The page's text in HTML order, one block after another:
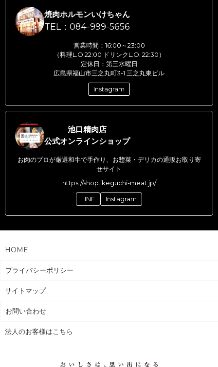
焼肉ホルモンいけちゃん
TEL：084-999-5656
営業時間：16:00～23:00
（料理L.O.22:00 ドリンクL.O. 22:30）
定休日：第三水曜日
広島県福山市三之丸町3-1 三之丸東ビル
Instagram
池口精肉店
公式オンラインショップ
お肉のプロが厳選和牛で手作り、お惣菜・デリカの通販お取り寄
せサイト
https://shop.ikeguchi-meat.jp/
LINE Instagram
HOME
プライバシーポリシー
サイトマップ
お問い合わせ
法人のお客様はこちら